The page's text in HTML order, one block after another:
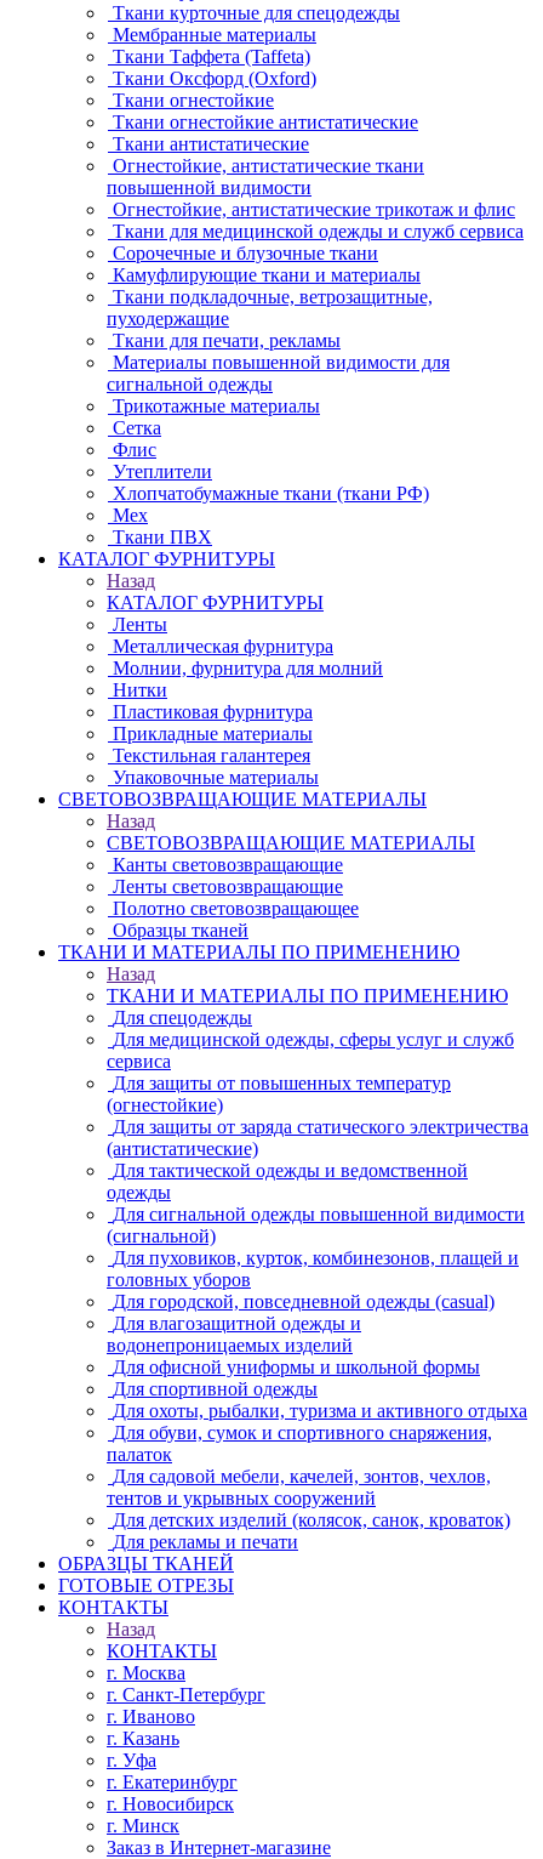
Ткани курточные для спецодежды
Мембранные материалы
Ткани Таффета (Taffeta)
Ткани Оксфорд (Oxford)
Ткани огнестойкие
Ткани огнестойкие антистатические
Ткани антистатические
Огнестойкие, антистатические ткани
повышенной видимости
Огнестойкие, антистатические трикотаж и флис
Ткани для медицинской одежды и служб сервиса
Сорочечные и блузочные ткани
Камуфлирующие ткани и материалы
Ткани подкладочные, ветрозащитные,
пуходержащие
Ткани для печати, рекламы
Материалы повышенной видимости для
сигнальной одежды
Трикотажные материалы
Сетка
Флис
Утеплители
Хлопчатобумажные ткани (ткани РФ)
Мех
Ткани ПВХ
КАТАЛОГ ФУРНИТУРЫ
Назад
КАТАЛОГ ФУРНИТУРЫ
Ленты
Металлическая фурнитура
Молнии, фурнитура для молний
Нитки
Пластиковая фурнитура
Прикладные материалы
Текстильная галантерея
Упаковочные материалы
СВЕТОВОЗВРАЩАЮЩИЕ МАТЕРИАЛЫ
Назад
СВЕТОВОЗВРАЩАЮЩИЕ МАТЕРИАЛЫ
Канты световозвращающие
Ленты световозвращающие
Полотно световозвращающее
Образцы тканей
ТКАНИ И МАТЕРИАЛЫ ПО ПРИМЕНЕНИЮ
Назад
ТКАНИ И МАТЕРИАЛЫ ПО ПРИМЕНЕНИЮ
Для спецодежды
Для медицинской одежды, сферы услуг и служб
сервиса
Для защиты от повышенных температур
(огнестойкие)
Для защиты от заряда статического электричества
(антистатические)
Для тактической одежды и ведомственной
одежды
Для сигнальной одежды повышенной видимости
(сигнальной)
Для пуховиков, курток, комбинезонов, плащей и
головных уборов
Для городской, повседневной одежды (casual)
Для влагозащитной одежды и
водонепроницаемых изделий
Для офисной униформы и школьной формы
Для спортивной одежды
Для охоты, рыбалки, туризма и активного отдыха
Для обуви, сумок и спортивного снаряжения,
палаток
Для садовой мебели, качелей, зонтов, чехлов,
тентов и укрывных сооружений
Для детских изделий (колясок, санок, кроваток)
Для рекламы и печати
ОБРАЗЦЫ ТКАНЕЙ
ГОТОВЫЕ ОТРЕЗЫ
КОНТАКТЫ
Назад
КОНТАКТЫ
г. Москва
г. Санкт-Петербург
г. Иваново
г. Казань
г. Уфа
г. Екатеринбург
г. Новосибирск
г. Минск
Заказ в Интернет-магазине